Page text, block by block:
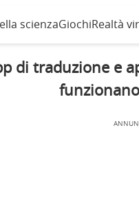
scienzaGiochi Realtà
di traduzione e